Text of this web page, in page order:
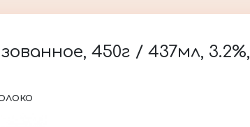
450г / 437мл, 3.2%,